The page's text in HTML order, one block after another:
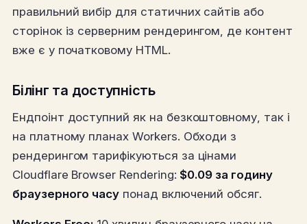
правильний вибір для статичних сайтів або
сторінок із серверним рендерингом, де контент
вже є у початковому HTML.
Білінг та доступність
Ендпоінт доступний як на безкоштовному, так і
на платному планах Workers. Обходи з
рендерингом тарифікуються за цінами
Cloudflare Browser Rendering: $0.09 за годину
браузерного часу понад включений обсяг.